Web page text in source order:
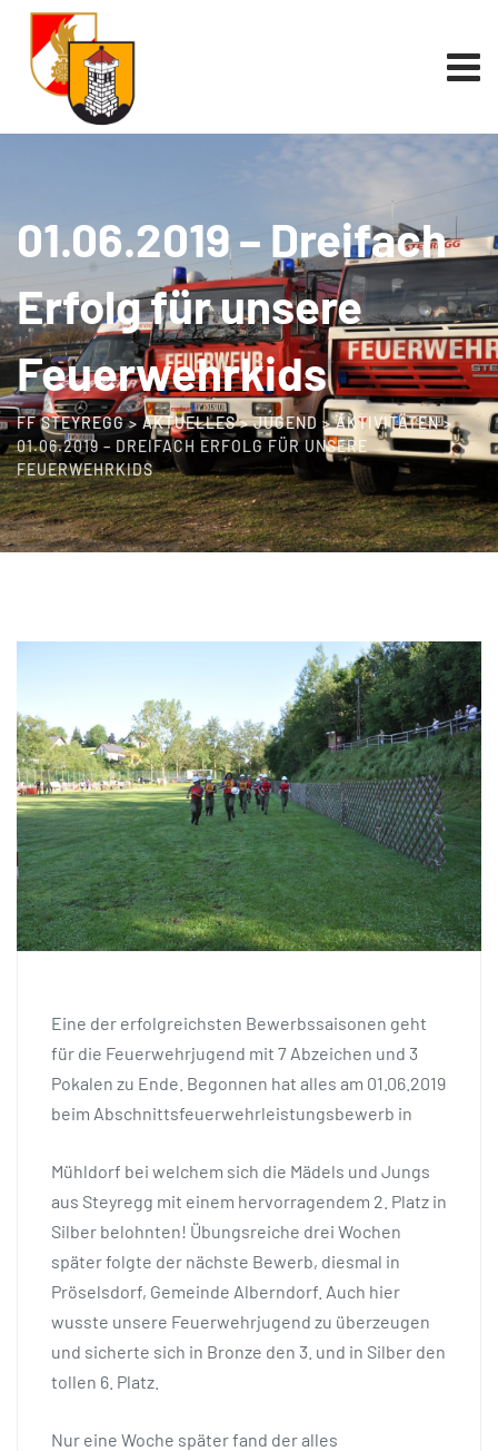
01.06.2019 – Dreifach
Erfolg für unsere
Feuerwehrkids
FF STEYREGG>AKTUELLES>JUGEND >AKTIVITÄTEN>
01.06.2019 – DREIFACH ERFOLG FÜR UNSERE
FEUERWEHRKIDS
Eine der erfolgreichsten Bewerbssaisonen geht
für die Feuerwehrjugend mit 7 Abzeichen und 3
Pokalen zu Ende. Begonnen hat alles am 01.06.2019
beim Abschnittsfeuerwehrleistungsbewerb in
Mühldorf bei welchem sich die Mädels und Jungs
aus Steyregg mit einem hervorragendem 2. Platz in
Silber belohnten! Übungsreiche drei Wochen
später folgte der nächste Bewerb, diesmal in
Pröselsdorf, Gemeinde Alberndorf. Auch hier
wusste unsere Feuerwehrjugend zu überzeugen
und sicherte sich in Bronze den 3. und in Silber den
tollen 6. Platz.
Nur eine Woche später fand der alles